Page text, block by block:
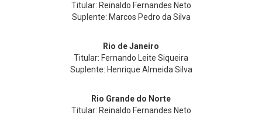
Titular: Reinaldo Fernandes Neto
Suplente: Marcos Pedro da Silva
Rio de Janeiro
Titular: Fernando Leite Siqueira
Suplente: Henrique Almeida Silva
Rio Grande do Norte
Titular: Reinaldo Fernandes Neto